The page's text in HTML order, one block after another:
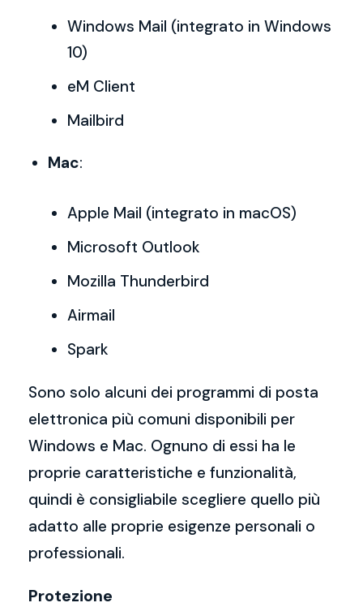
Windows Mail (integrato in Windows
10)
eM Client
Mailbird
Mac:
Apple Mail (integrato in macOS)
Microsoft Outlook
Mozilla Thunderbird
Airmail
Spark
Sono solo alcuni dei programmi di posta
elettronica più comuni disponibili per
Windows e Mac. Ognuno di essi ha le
proprie caratteristiche e funzionalità,
quindi è consigliabile scegliere quello più
adatto alle proprie esigenze personali o
professionali.
Protezione